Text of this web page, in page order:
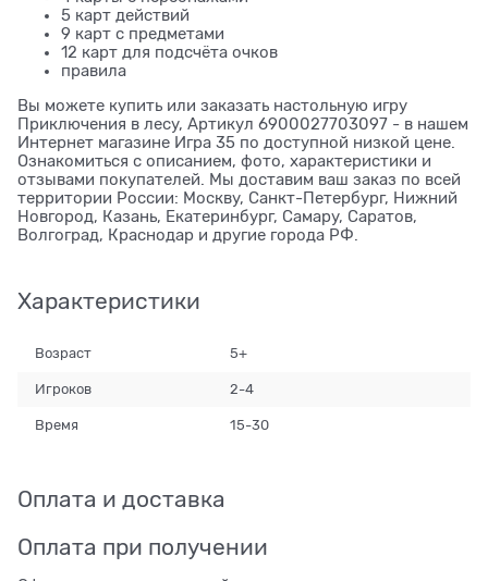
5 карт действий
9 карт с предметами
12 карт для подсчёта очков
правила
Вы можете купить или заказать настольную игру
Приключения в лесу, Артикул 6900027703097 - в нашем
Интернет магазине Игра 35 по доступной низкой цене.
Ознакомиться с описанием, фото, характеристики и
отзывами покупателей. Мы доставим ваш заказ по всей
территории России: Москву, Санкт-Петербург, Нижний
Новгород, Казань, Екатеринбург, Самару, Саратов,
Волгоград, Краснодар и другие города РФ.
Характеристики
Возраст 5+
Игроков 2-4
Время 15-30
Оплата и доставка
Оплата при получении